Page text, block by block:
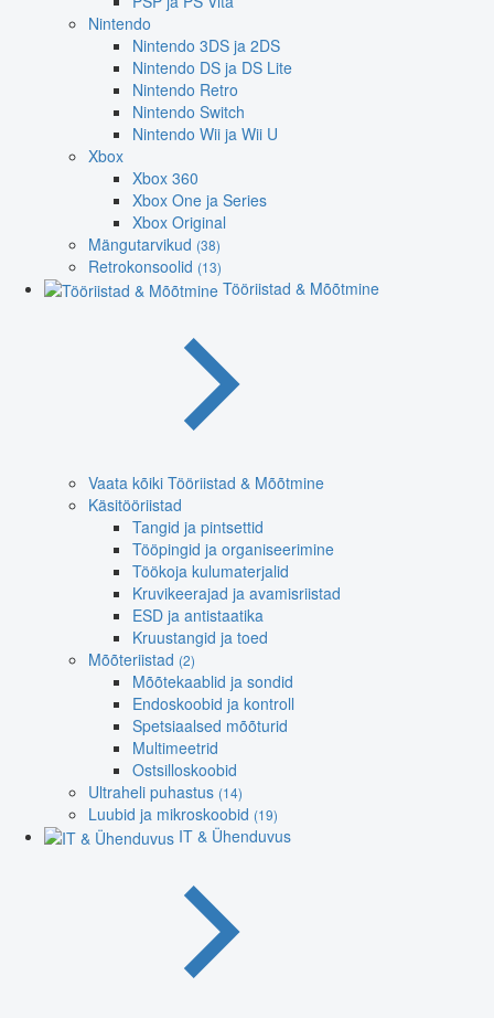
Nintendo
Nintendo 3DS ja 2DS
Nintendo DS ja DS Lite
Nintendo Retro
Nintendo Switch
Nintendo Wii ja Wii U
Xbox
Xbox 360
Xbox One ja Series
Xbox Original
Mängutarvikud (38)
Retrokonsoolid (13)
Tööriistad & Mõõtmine
Vaata kõiki Tööriistad & Mõõtmine
Käsitööriistad
Tangid ja pintsettid
Tööpingid ja organiseerimine
Töökoja kulumaterjalid
Kruvikeerajad ja avamisriistad
ESD ja antistaatika
Kruustangid ja toed
Mõõteriistad (2)
Mõõtekaablid ja sondid
Endoskoobid ja kontroll
Spetsiaalsed mõõturid
Multimeetrid
Ostsilloskoobid
Ultraheli puhastus (14)
Luubid ja mikroskoobid (19)
IT & Ühenduvus